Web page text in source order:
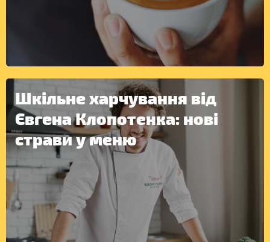
ІНШЕ
Шкільне харчування від
Євгена Клопотенка: нові
страви у меню